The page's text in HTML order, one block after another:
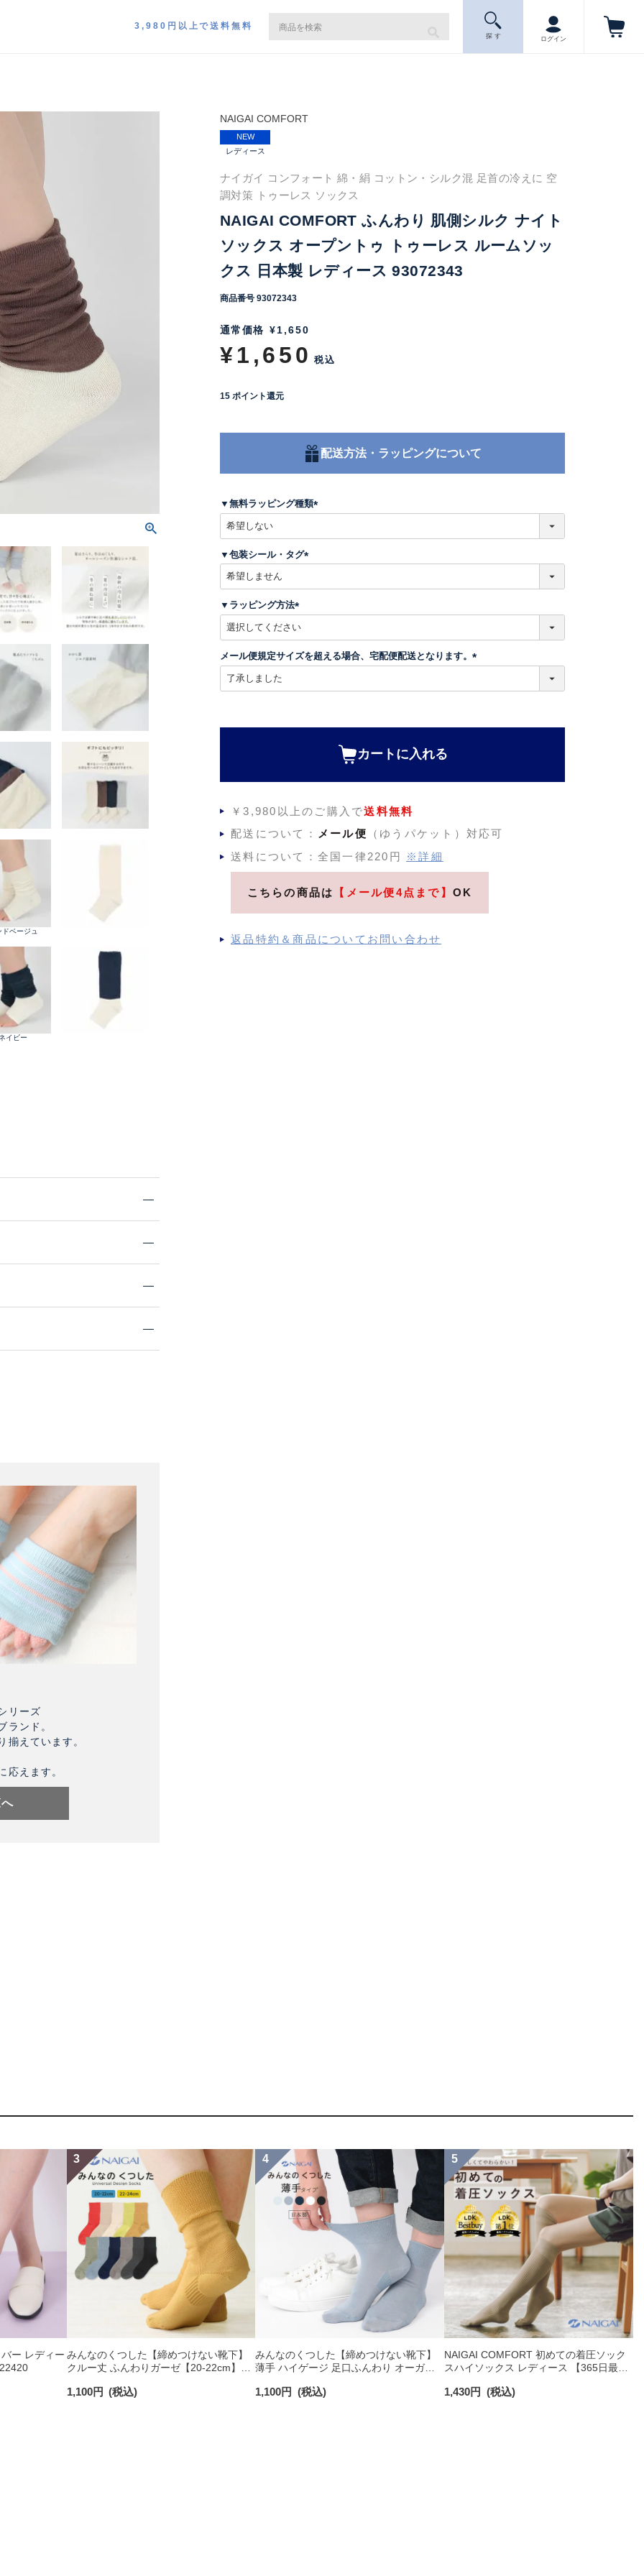
3,980円以上で送料無料
探 す ログイン
ベージュ
イビー
リーズ
ランド。
揃えています。
応えます。
NAIGAI COMFORT
NEW
レディース
ナイガイ コンフォート 綿・絹 コットン・シルク混 足首の冷えに 空
調対策 トゥーレス ソックス
NAIGAI COMFORT ふんわり 肌側シルク ナイト
ソックス オープントゥ トゥーレス ルームソッ
クス 日本製 レディース 93072343
商品番号 93072343
通常価格 ¥1,650
¥1,650 税込
15 ポイント還元
配送方法・ラッピングについて
▼無料ラッピング種類
)
▼包装シール・タグ
)
▼ラッピング方法
須
)
メール便規定サイズを超える場合、宅配便配送となります。
カートに入れる
￥3,980以上のご購入で送料無料
配送について：
メール便
（ゆうパケット）対応可
送料について：全国一律220円
※詳細
こちらの商品は 【メール便4点まで】 OK
返品特約＆商品についてお問い合わせ
ー レディー みんなのくつした【締めつけない靴下】
クルー丈 ふんわりガーゼ【20-22cm】
03150001
1,100円 (税込)
みんなのくつした【締めつけない靴下】
薄手 ハイゲージ 足口ふんわり オーガニ
ィース 日本製 03150019
1,100円 (税込)
NAIGAI COMFORT 初めての着圧ソック
スハイソックス レディース 【365日最短
1,430円 (税込)